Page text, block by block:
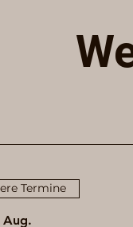
Termine
Aug.